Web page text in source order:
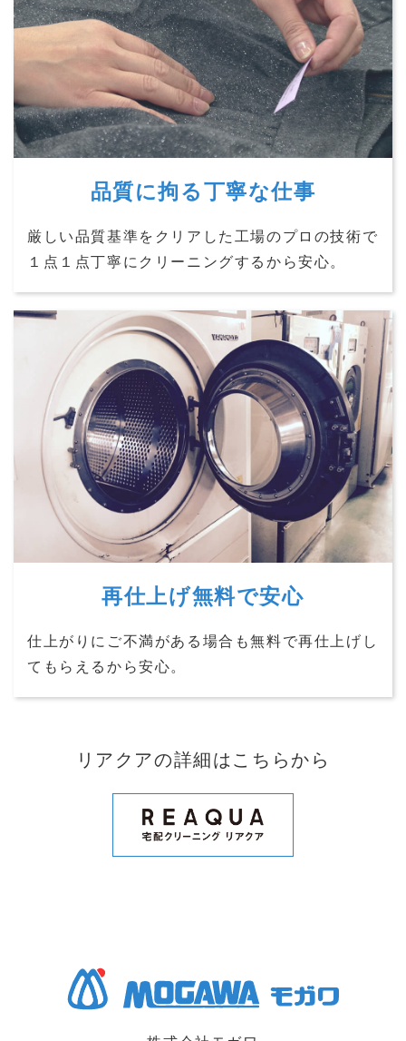
品質に拘る丁寧な仕事
厳しい品質基準をクリアした工場のプロの技術で
１点１点丁寧にクリーニングするから安心。
再仕上げ無料で安心
仕上がりにご不満がある場合も無料で再仕上げし
てもらえるから安心。
リアクアの詳細はこちらから